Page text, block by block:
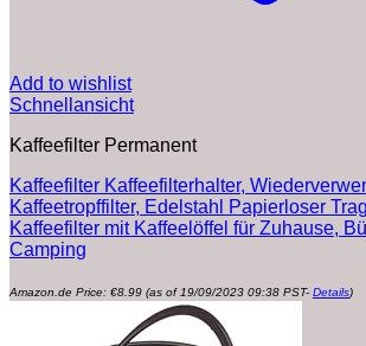
Add to wishlist
Schnellansicht
Kaffeefilter Permanent
Kaffeefilter Kaffeefilterhalter,
Kaffeetropffilter, Edelstahl Papierloser
Kaffeefilter mit Kaffeelöffel für Zuhause,
Camping
Amazon.de Price: €8.99 (as of 19/09/2023 09:38 PST- Details)